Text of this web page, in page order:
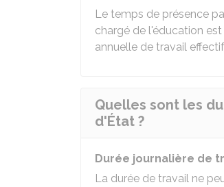
Le temps de présence
chargé de l'éducation
annuelle de travail
Quelles sont les
d'État ?
Durée journalière de
La durée de travail ne